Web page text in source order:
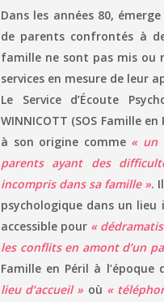
Dans les années 80,
de parents confrontés à
famille ne sont pas mis ou
services en mesure de leur
Le Service d’Écoute
WINNICOTT (SOS Famille
à son origine comme « un
parents ayant des
incompris dans sa famille ».
psychologique dans un
accessible pour «
les conflits en amont d’un
Famille en Péril à
lieu d’accueil » où «